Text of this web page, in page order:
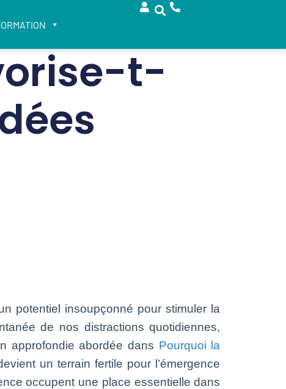
t-
potentiel insoupçonné pour stimuler la
de nos distractions quotidiennes,
approfondie abordée dans Pourquoi la
un terrain fertile pour l’émergence
occupent une place essentielle dans